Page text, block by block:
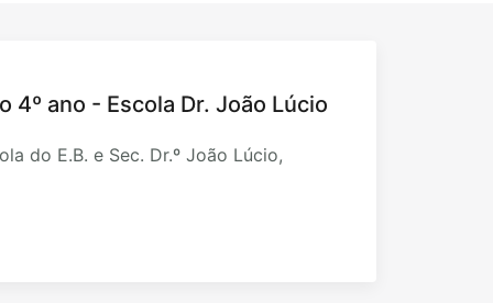
4º ano - Escola Dr. João Lúcio
do E.B. e Sec. Dr.º João Lúcio,